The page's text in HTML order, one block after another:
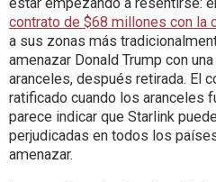
contrato de $68 millones con la
a sus zonas más
amenazar Donald Trump con
aranceles, después retirada. El
ratificado cuando los aranceles
parece indicar que Starlink
perjudicadas en todos los
amenazar.